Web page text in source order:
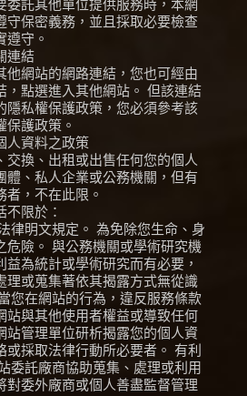
委託其他單位提供服務時，本網
守保密義務，並且採取必要檢查
遵守。
連結
他網站的網路連結，您也可經由
，點選進入其他網站。 但該連結
隱私權保護政策，您必須參考該
保護政策。
人資料之政策
交換、出租或出售任何您的個人
體、私人企業或公務機關，但有
者，不在此限。
不限於：
律明文規定。 為免除您生命、身
危險。 與公務機關或學術研究機
益為統計或學術研究而有必要，
理或蒐集著依其揭露方式無從識
您在網站的行為，違反服務條款
站與其他使用者權益或導致任何
站管理單位研析揭露您的個人資
或採取法律行動所必要者。 有利
委託廠商協助蒐集、處理或利用
對委外廠商或個人善盡監督管理